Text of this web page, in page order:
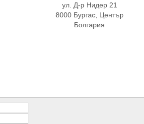
ул. Д-р Нидер 21
8000 Бургас, Център
Болгария